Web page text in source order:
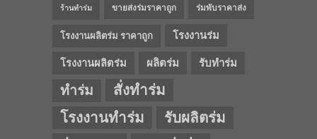
ร้านทำร่ม ขายส่งร่มราคาถูก ร่มพับราคาส่ง
โรงงานผลิตร่ม ราคาถูก โรงงานร่ม
โรงงานผลิตร่ม ผลิตร่ม รับทำร่ม
ทำร่ม
สั่งทำร่ม
โรงงานทำร่ม
รับผลิตร่ม